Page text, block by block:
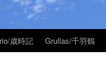
歳時記 Grullas/千羽鶴